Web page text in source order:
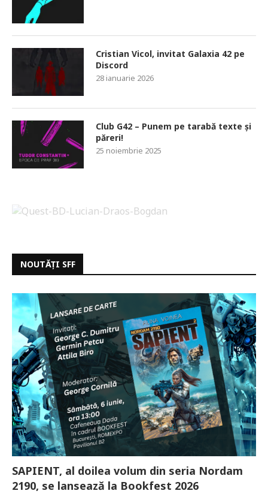
Cristian Vicol, invitat Galaxia 42 pe
Discord
28 ianuarie 2026
Club G42 – Punem pe tarabă texte și
păreri!
25 noiembrie 2025
NOUTĂȚI SFF
SAPIENT, al doilea volum din seria Nordam
2190, se lansează la Bookfest 2026